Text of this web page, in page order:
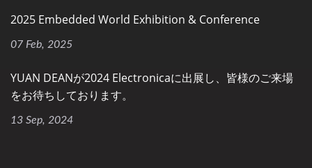
2025 Embedded World Exhibition & Conference
07 Feb, 2025
YUAN DEANが2024 Electronicaに出展し、皆様のご来場
をお待ちしております。
13 Sep, 2024